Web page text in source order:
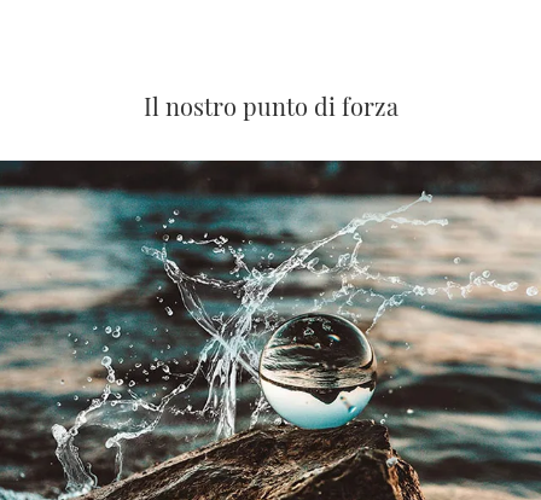
Il nostro punto di forza